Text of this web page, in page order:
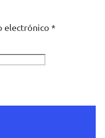
electrónico *